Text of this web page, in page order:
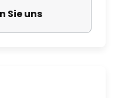
Sie uns